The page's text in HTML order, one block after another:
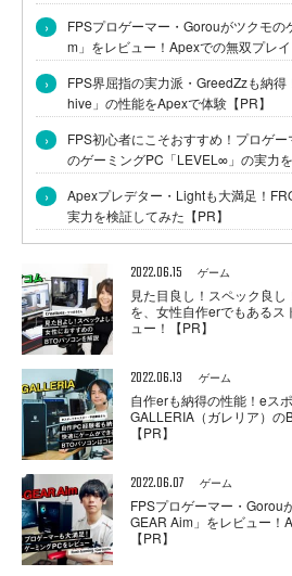
›
FPSプロゲーマー・Gorouがツクモの
m」をレビュー！Apexでの無双プレイ
›
FPS界屈指の実力派・GreedZzも納
hive」の性能をApexで体験【PR】
›
FPS初心者にこそおすすめ！プロゲ
のゲーミングPC「LEVEL∞」の実力
›
Apexプレデター・Lightも大満足！
実力を検証してみた【PR】
2022.06.15 ゲーム
見た目良し！スペック良
を、女性自作erでもある
ュー！【PR】
2022.06.13 ゲーム
自作erも納得の性能！eス
GALLERIA（ガレリア）の
【PR】
2022.06.07 ゲーム
FPSプロゲーマー・Gorou
GEAR Aim」をレビュー！
【PR】